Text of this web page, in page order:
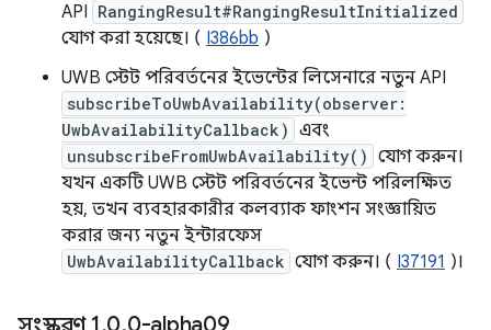
API RangingResult#RangingResultInitialized
যোগ করা হয়েছে। ( I386bb )
UWB স্টেট পরিবর্তনের ইভেন্টের লিসেনারে নতুন API
subscribeToUwbAvailability(observer:
UwbAvailabilityCallback) এবং
unsubscribeFromUwbAvailability() যোগ করুন।
যখন একটি UWB স্টেট পরিবর্তনের ইভেন্ট পরিলক্ষিত
হয়, তখন ব্যবহারকারীর কলব্যাক ফাংশন সংজ্ঞায়িত
করার জন্য নতুন ইন্টারফেস
UwbAvailabilityCallback যোগ করুন। ( I37191 )।